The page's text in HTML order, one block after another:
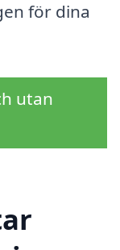
för dina
utan